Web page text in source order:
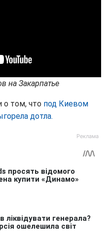
на Закарпатье
о том, что под Киевом
дотла.